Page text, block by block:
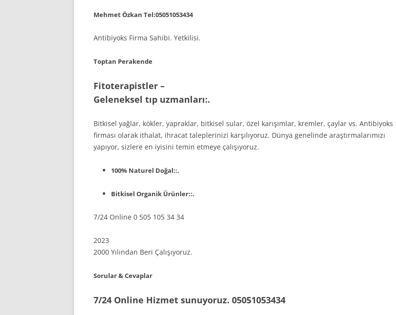
Mehmet Özkan Tel:05051053434
Antibiyoks Firma Sahibi. Yetkilisi.
Toptan Perakende
Fitoterapistler –
Geleneksel tıp uzmanları:.
Bitkisel yağlar, kökler, yapraklar, bitkisel sular, özel karışımlar, kremler, çaylar vs. Antibiyoks
firması olarak ithalat, ihracat taleplerinizi karşılıyoruz. Dünya genelinde araştırmalarımızı
yapıyor, sizlere en iyisini temin etmeye çalışıyoruz.
100% Naturel Doğal::.
Bitkisel Organik Ürünler::.
7/24 Online 0 505 105 34 34
2023
2000 Yılından Beri Çalışıyoruz.
Sorular & Cevaplar
7/24 Online Hizmet sunuyoruz. 05051053434